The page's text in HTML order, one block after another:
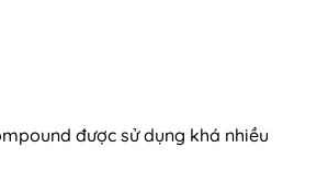
được sử dụng khá nhiều